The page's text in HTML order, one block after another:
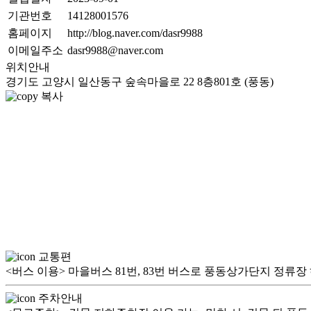
기관번호
14128001576
홈페이지
http://blog.naver.com/dasr9988
이메일주소 dasr9988@naver.com
위치안내
경기도 고양시 일산동구 숲속마을로 22 8층801호 (풍동)
복사
교통편
<버스 이용> 마을버스 81번, 83번 버스로 풍동상가단지 정류장
주차안내